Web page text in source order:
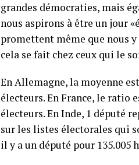
grandes démocraties, mais
nous aspirons à être un jour
promettent même que nous
cela se fait chez ceux qui le
En Allemagne, la moyenne
électeurs. En France, le ratio
électeurs. En Inde, 1 député
sur les listes électorales qui
il y a un député pour 135.005